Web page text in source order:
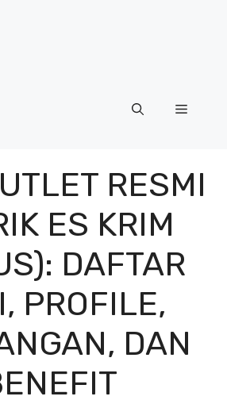
Menu
RESMI
ES KRIM
DAFTAR
PROFILE,
DAN